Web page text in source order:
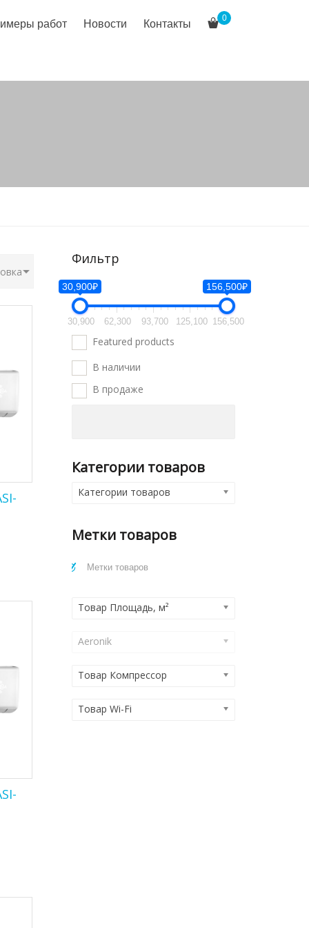
работ Новости Контакты 0
Фильтр
30,900₽ 156,500₽
30,900 62,300 93,700 125,100 156,500
Featured products
В наличии
В продаже
Категории товаров
Категории товаров
Метки товаров
Товар Площадь, м²
Aeronik
Товар Компрессор
Товар Wi-Fi